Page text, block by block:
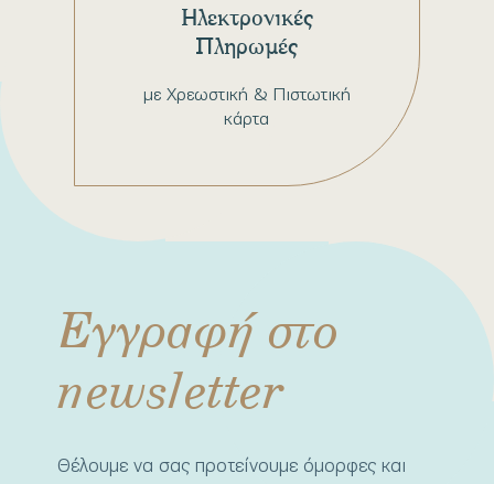
με Χρεωστική & Πιστωτική
κάρτα
Ηλεκτρονικές
Πληρωμές
Εγγραφή στο
newsletter
Θέλουμε να σας προτείνουμε όμορφες και